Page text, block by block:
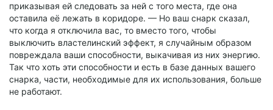
приказывая ей следовать за ней с того места, где она
оставила её лежать в коридоре. — Но ваш снарк сказал,
что когда я отключила вас, то вместо того, чтобы
выключить властелинский эффект, я случайным образом
повреждала ваши способности, выкачивая из них энергию.
Так что хоть эти способности и есть в базе данных вашего
снарка, части, необходимые для их использования, больше
не работают.